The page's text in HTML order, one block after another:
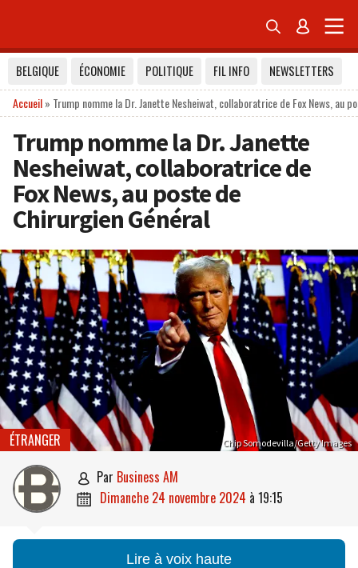
 
BELGIQUE ÉCONOMIE POLITIQUE FIL INFO
NEWSLETTERS
Accueil» Trump nomme la Dr. Janette Nesheiwat, collaboratrice de Fox News, au
Trump nomme la Dr. Janette
Nesheiwat, collaboratrice de
Fox News, au poste de
Chirurgien Général
Chip Somodevilla/Getty Images
ÉTRANGER
 par Business AM
 dimanche 24 novembre 2024 à 19:15
Lire à voix haute